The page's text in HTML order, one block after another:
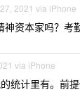
2021 via iPhone
神资本家吗？考
via iPhone
统计里有。前